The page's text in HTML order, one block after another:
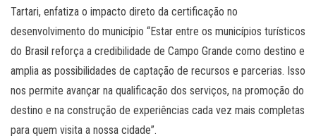
Tartari, enfatiza o impacto direto da certificação no
desenvolvimento do município “Estar entre os municípios turísticos
do Brasil reforça a credibilidade de Campo Grande como destino e
amplia as possibilidades de captação de recursos e parcerias. Isso
nos permite avançar na qualificação dos serviços, na promoção do
destino e na construção de experiências cada vez mais completas
para quem visita a nossa cidade”.